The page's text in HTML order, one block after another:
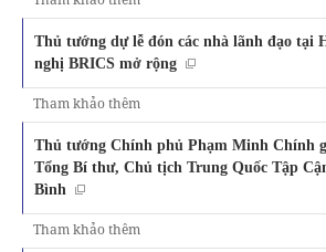
Thủ tướng dự lễ đón các nhà lãnh đạo tại
nghị BRICS mở rộng
Tham khảo thêm
Thủ tướng Chính phủ Phạm Minh Chính
Tổng Bí thư, Chủ tịch Trung Quốc Tập
Bình
Tham khảo thêm